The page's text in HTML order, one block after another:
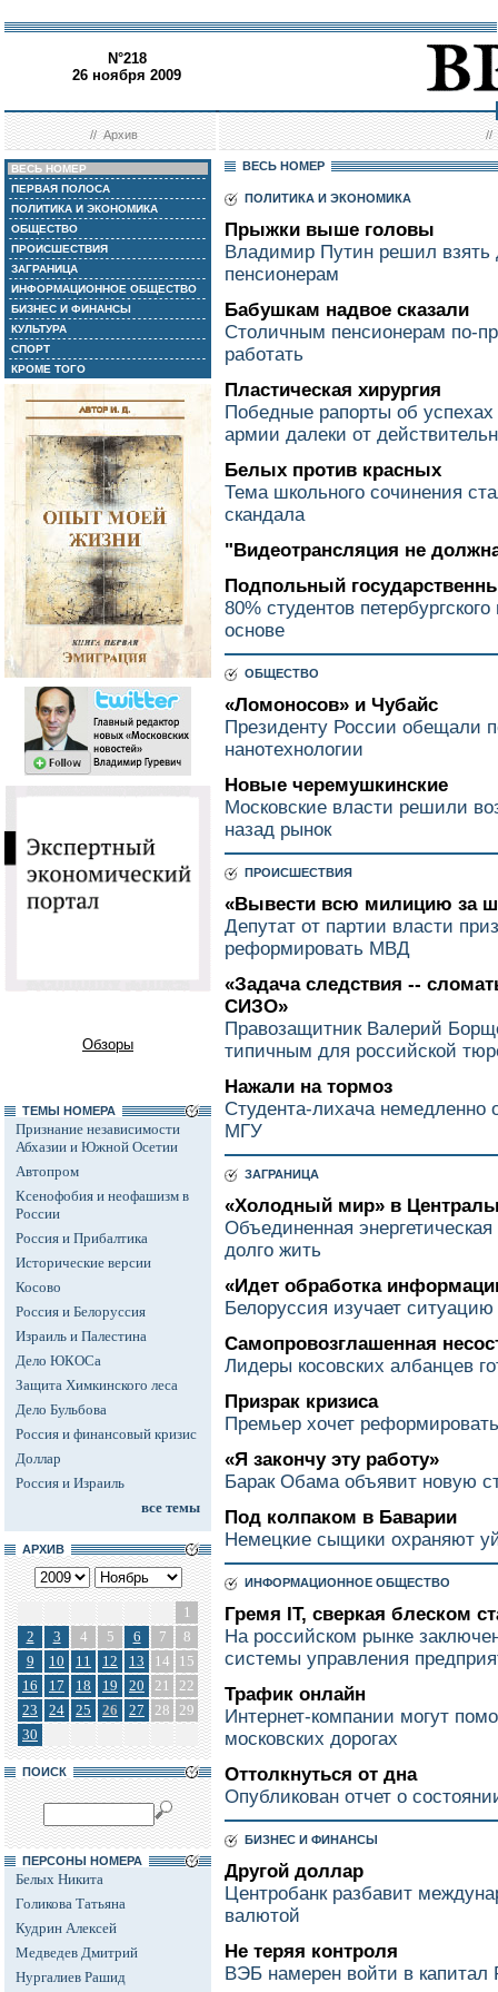
N°218
26 ноября 2009
//Архив //
ВЕСЬ НОМЕР
ПЕРВАЯ ПОЛОСА
ПОЛИТИКА И ЭКОНОМИКА
ОБЩЕСТВО
ПРОИСШЕСТВИЯ
ЗАГРАНИЦА
ИНФОРМАЦИОННОЕ ОБЩЕСТВО
БИЗНЕС И ФИНАНСЫ
КУЛЬТУРА
СПОРТ
КРОМЕ ТОГО
Обзоры
ТЕМЫ НОМЕРА
Признание независимости
Абхазии и Южной Осетии
Автопром
Ксенофобия и неофашизм в
России
Россия и Прибалтика
Исторические версии
Косово
Россия и Белоруссия
Израиль и Палестина
Дело ЮКОСа
Защита Химкинского леса
Дело Бульбова
Россия и финансовый кризис
Доллар
Россия и Израиль
все темы
АРХИВ
1
2
3 4 5 6 7
8
9
10 11 12 13 14
15
16
17 18 19 20 21
22
23
24 25 26 27 28 29
30
ПОИСК
ПЕРСОНЫ НОМЕРА
Белых Никита
Голикова Татьяна
Кудрин Алексей
Медведев Дмитрий
Нургалиев Рашид
ВЕСЬ НОМЕР
ПОЛИТИКА И ЭКОНОМИКА
Прыжки выше головы
Владимир Путин решил взять
пенсионерам
Бабушкам надвое сказали
Столичным пенсионерам по-
работать
Пластическая хирургия
Победные рапорты об
армии далеки от
Белых против красных
Тема школьного сочинения
скандала
"Видеотрансляция не
Подпольный
80% студентов
основе
ОБЩЕСТВО
«Ломоносов» и Чубайс
Президенту России обещали
нанотехнологии
Новые черемушкинские
Московские власти решили
назад рынок
ПРОИСШЕСТВИЯ
«Вывести всю милицию за
Депутат от партии власти
реформировать МВД
«Задача следствия --
СИЗО»
Правозащитник Валерий
типичным для российской
Нажали на тормоз
Студента-лихача немедленно
МГУ
ЗАГРАНИЦА
«Холодный мир» в
Объединенная
долго жить
«Идет обработка
Белоруссия изучает
Самопровозглашенная
Лидеры косовских албанцев
Призрак кризиса
Премьер хочет
«Я закончу эту работу»
Барак Обама объявит новую
Под колпаком в Баварии
Немецкие сыщики охраняют
ИНФОРМАЦИОННОЕ ОБЩЕСТВО
Гремя IT, сверкая блеском
На российском рынке
системы управления
Трафик онлайн
Интернет-компании могут
московских дорогах
Оттолкнуться от дна
Опубликован отчет о
БИЗНЕС И ФИНАНСЫ
Другой доллар
Центробанк разбавит
валютой
Не теряя контроля
ВЭБ намерен войти в